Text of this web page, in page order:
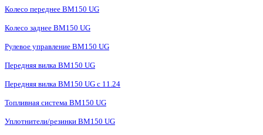
Колесо переднее BM150 UG
Колесо заднее BM150 UG
Рулевое управление BM150 UG
Передняя вилка BM150 UG
Передняя вилка BM150 UG с 11.24
Топливная система BM150 UG
Уплотнители/резинки BM150 UG